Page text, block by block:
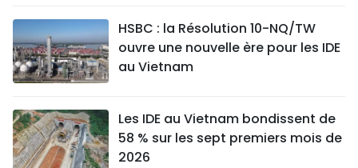
HSBC : la Résolution 10-NQ/TW
ouvre une nouvelle ère pour les IDE
au Vietnam
Les IDE au Vietnam bondissent de
58 % sur les sept premiers mois de
2026